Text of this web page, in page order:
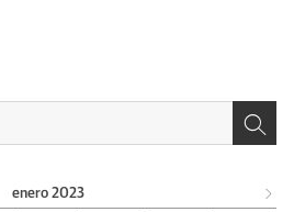
enero 2023